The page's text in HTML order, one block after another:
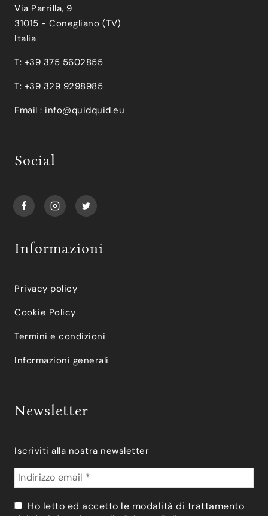
Via Parrilla, 9
31015 - Conegliano (TV)
Italia
T: +39 375 5602855
T: +39 329 9298985
Email : info@quidquid.eu
Social
Informazioni
Privacy policy
Cookie Policy
Termini e condizioni
Informazioni generali
Newsletter
Iscriviti alla nostra newsletter
Ho letto ed accetto le modalità di trattamento